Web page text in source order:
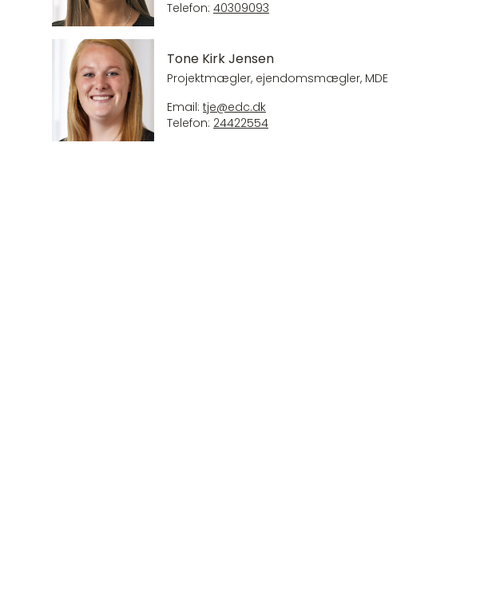
Telefon: 40309093
Tone Kirk Jensen
Projektmægler, ejendomsmægler, MDE
Email: tje@edc.dk
Telefon: 24422554